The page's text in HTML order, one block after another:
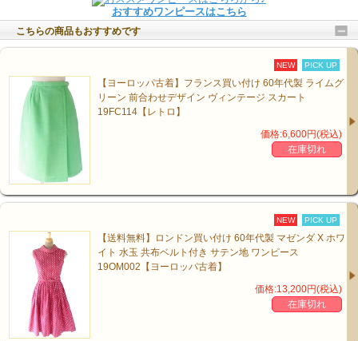
おすすめワンピースはこちら
こちらの商品もおすすめです
NEW PICK UP
【ヨーロッパ古着】フランス買い付け 60年代製 ライムグ
リーン 前合わせデザイン ヴィンテージ スカート
19FC114【レトロ】
価格:6,600円(税込)
在庫切れ
NEW PICK UP
【送料無料】ロンドン買い付け 60年代製 マゼンダ X ホワ
イト 水玉 共布ベルト付き サテン地 ワンピース
19OM002【ヨーロッパ古着】
価格:13,200円(税込)
在庫切れ